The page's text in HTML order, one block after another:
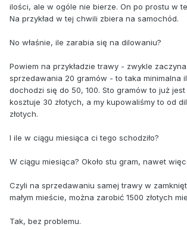
ilości, ale w ogóle nie bierze. On po prostu w
Na przykład w tej chwili zbiera na samochód.
No właśnie, ile zarabia się na dilowaniu?
Powiem na przykładzie trawy - zwykle
sprzedawania 20 gramów - to taka minimalna
dochodzi się do 50, 100. Sto gramów to już
kosztuje 30 złotych, a my kupowaliśmy to od
złotych.
I ile w ciągu miesiąca ci tego schodziło?
W ciągu miesiąca? Około stu gram, nawet
Czyli na sprzedawaniu samej trawy w
małym mieście, można zarobić 1500 złotych
Tak, bez problemu.